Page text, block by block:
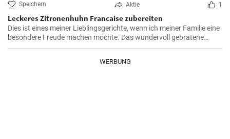
Speichern Aktie 1
Leckeres Zitronenhuhn Francaise zubereiten
Dies ist eines meiner Lieblingsgerichte, wenn ich meiner Familie eine
besondere Freude machen möchte. Das wundervoll gebratene
Hähnchen, mariniert in cremigem Eierteig und überzogen mit einer
wenn Sie dieses schmackhafte Chicken Francaise einmal probiert
WERBUNG